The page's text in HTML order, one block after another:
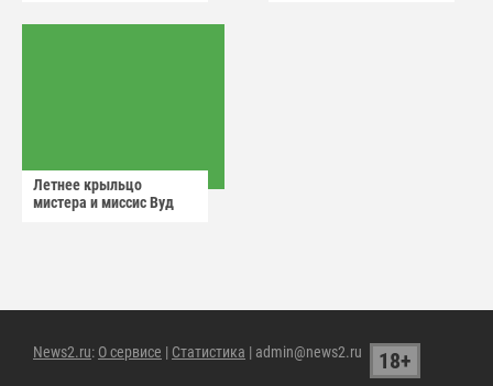
Летнее крыльцо
мистера и миссис Вуд
News2.ru: О сервисе | Статистика | admin@news2.ru 18+